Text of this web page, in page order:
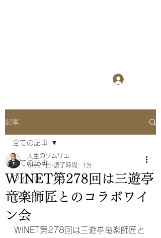
記事
全ての記事
ワイン会
ワイン会
全ての記事
WINET第278回は三遊亭
竜楽師匠とのコラボワイ
ン会
人生のソムリエ
6月27日 読了時間: 1分
WINET第278回は三遊亭竜楽師匠と